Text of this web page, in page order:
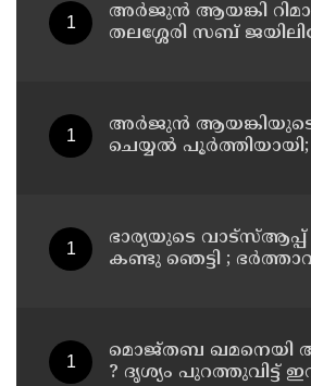
അര്‍ജുന്‍ ആയങ്കി
തലശ്ശേരി സബ്
അര്‍ജുന്‍ ആയങ്കിയുടെ
ചെയ്യല്‍
ഭാര്യയുടെ
കണ്ടു ഞെട്ടി ;
യുവതിയും സുഹൃത്തും
മൊജ്തബ ഖമനെയി
? ദൃശ്യം പുറത്തുവിട്ട്